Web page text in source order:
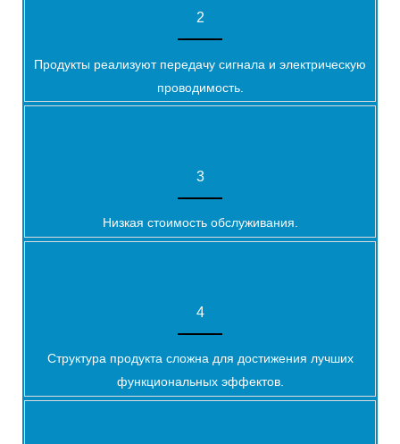
2
Продукты реализуют передачу сигнала и электрическую
проводимость.
3
Низкая стоимость обслуживания.
4
Структура продукта сложна для достижения лучших
функциональных эффектов.